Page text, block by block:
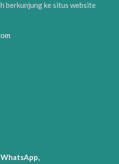
berkunjung ke situs website